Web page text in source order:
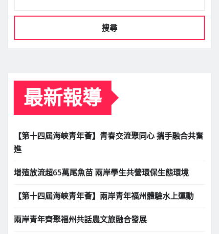
搜尋
最新報導
【第十四屆海峽青年薈】青春交流聚同心 攜手融合共奮
進
增殖放流超65萬尾魚苗 兩岸學生共營環保生態環境
【第十四屆海峽青年薈】兩岸青年福州體驗水上運動
兩岸青年齊聚福州共話農文旅融合發展